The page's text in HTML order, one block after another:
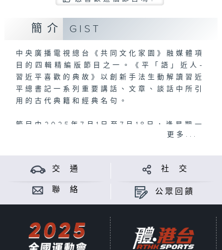
簡介 GIST
中央廣播電視總台《共同文化家園》融媒體項
目的四輯精編版節目之一。《平「語」近人-
習近平喜歡的典故》以創新手法生動解讀習近
平總書記一系列重要講話、文章、談話中所引
用的古代典籍和經典名句。
節目由2025年7月1日至7月18日，逢星期一
至五，晚上8:25 ，港台電視31播出。更多...
交 通 社 交
聯 絡 公眾回饋